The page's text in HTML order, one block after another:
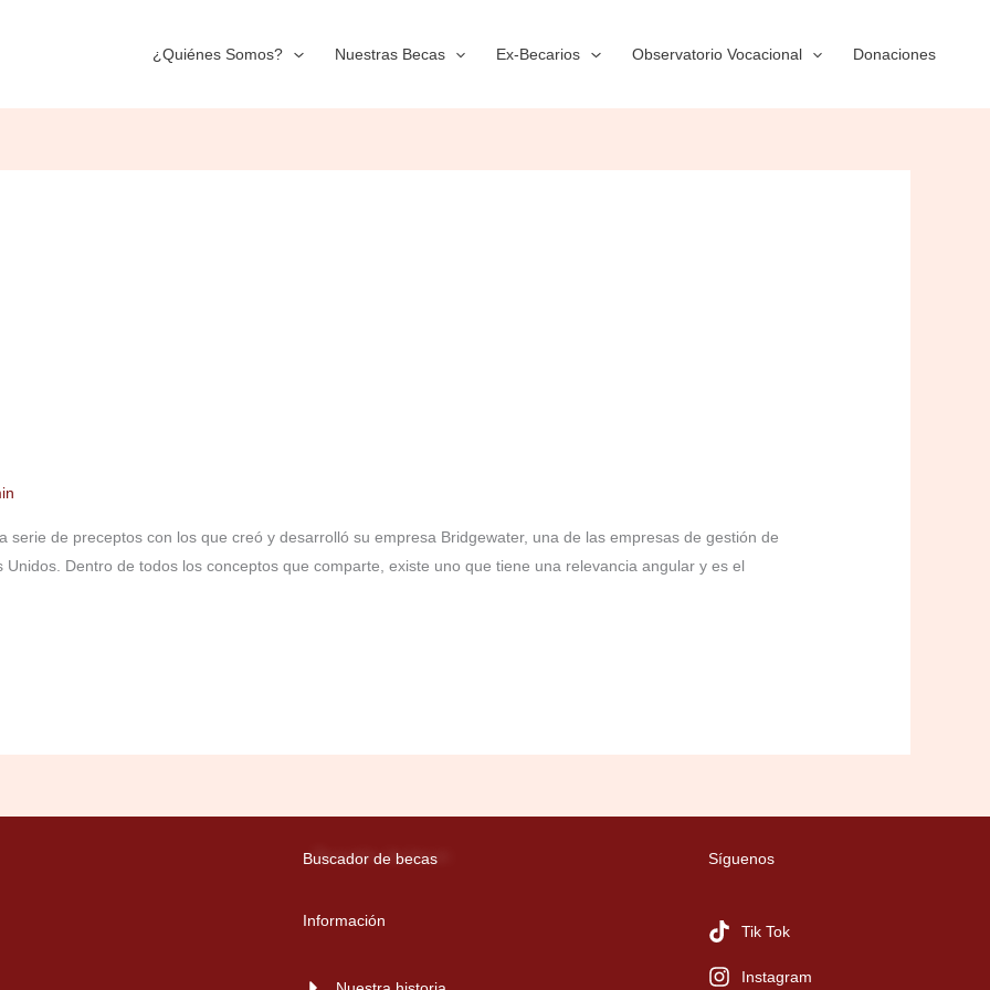
¿Quiénes Somos? Nuestras Becas Ex-Becarios Observatorio Vocacional Donaciones
serie de preceptos con los que creó y desarrolló su empresa Bridgewater, una de las empresas de gestión de
Dentro de todos los conceptos que comparte, existe uno que tiene una relevancia angular y es el
Buscador de becas
Información
Síguenos
Tik Tok
Instagram